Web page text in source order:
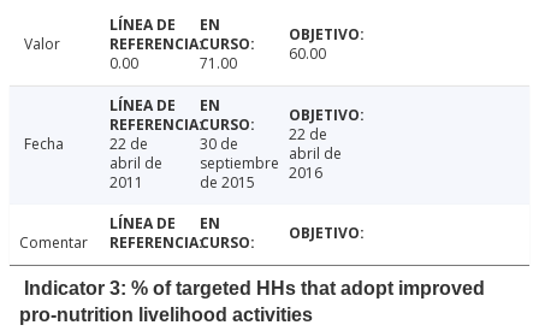
Valor
0.00
71.00 60.00
Fecha
22 de
abril de
2011
30 de
septiembre
de 2015
22 de
abril de
2016
Comentar
Indicator 3: % of targeted HHs that adopt improved
pro-nutrition livelihood activities